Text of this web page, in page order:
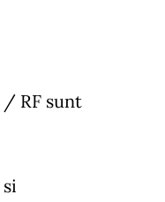
/ RF sunt
si